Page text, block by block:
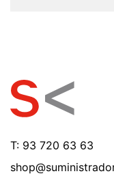
T: 93 720 63 63